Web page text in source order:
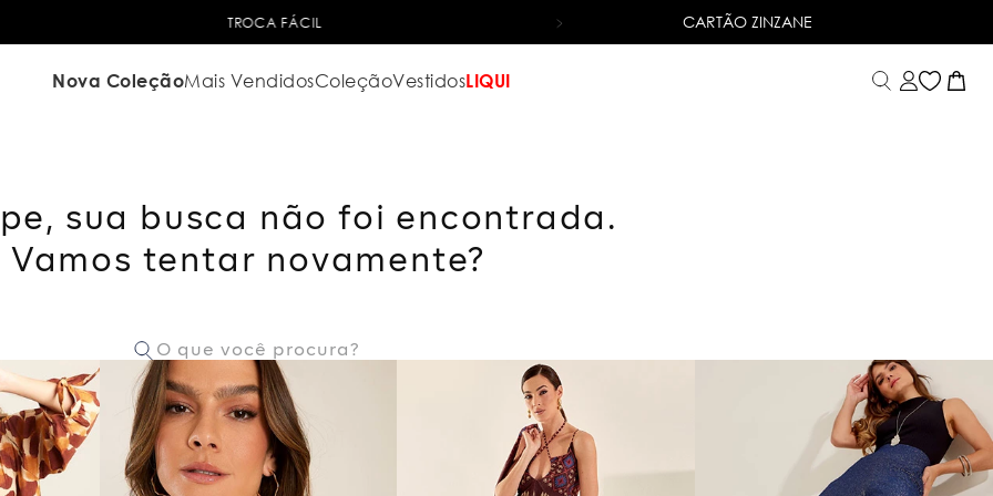
TROCA FÁCIL 6X SEM JUROSNO CARTÃO DE CRÉDITO
CARTÃO ZINZANE
Nova ColeçãoMais VendidosColeçãoVestidosLIQUI
sua busca não foi encontrada.
Vamos tentar novamente?